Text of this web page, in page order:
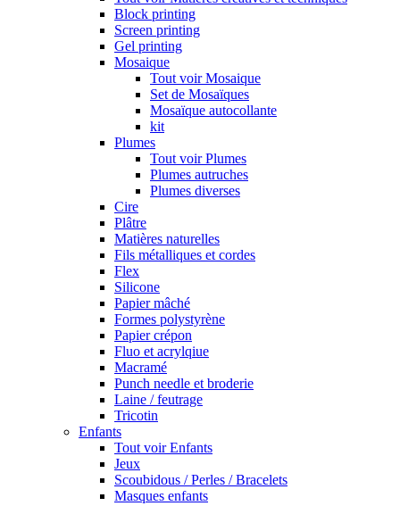
Block printing
Screen printing
Gel printing
Mosaique
Tout voir Mosaique
Set de Mosaïques
Mosaïque autocollante
kit
Plumes
Tout voir Plumes
Plumes autruches
Plumes diverses
Cire
Plâtre
Matières naturelles
Fils métalliques et cordes
Flex
Silicone
Papier mâché
Formes polystyrène
Papier crépon
Fluo et acrylqiue
Macramé
Punch needle et broderie
Laine / feutrage
Tricotin
Enfants
Tout voir Enfants
Jeux
Scoubidous / Perles / Bracelets
Masques enfants